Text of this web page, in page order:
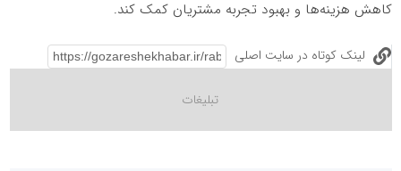
کاهش هزینه‌ها و بهبود تجربه مشتریان کمک کند.
لینک کوتاه در سایت اصلی